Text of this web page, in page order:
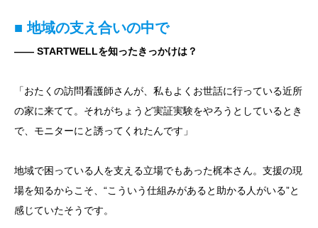
■ 地域の支え合いの中で
―― STARTWELLを知ったきっかけは？
「おたくの訪問看護師さんが、私もよくお世話に行っている近所
の家に来てて。それがちょうど実証実験をやろうとしているとき
で、モニターにと誘ってくれたんです」
地域で困っている人を支える立場でもあった梶本さん。支援の現
場を知るからこそ、“こういう仕組みがあると助かる人がいる”と
感じていたそうです。